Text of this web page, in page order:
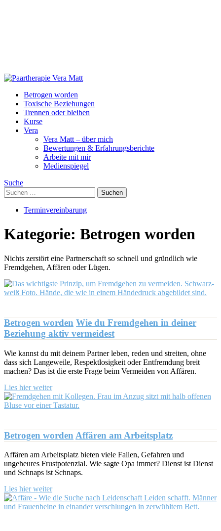
Skip
content
Paartherapie
Betrogen worden
Toxische Beziehungen
Trennen oder bleiben
Kurse
Vera
Vera Matt – über mich
Bewertungen & Erfahrungsberichte
Arbeite mit mir
Medienspiegel
Suche
Suchen
nach:
Terminvereinbarung
Kategorie: Betrogen worden
Nichts zerstört eine Partnerschaft so schnell und gründlich wie
Fremdgehen, Affären oder Lügen.
Betrogen worden Wie du Fremdgehen in deiner
Beziehung aktiv vermeidest
Wie kannst du mit deinem Partner leben, reden und streiten, ohne
dass sich Langeweile, Respektlosigkeit oder Entfremdung breit
machen? Das ist die erste Frage beim Vermeiden von Affären.
Lies hier weiter
Betrogen worden Affären am Arbeitsplatz
Affären am Arbeitsplatz bieten viele Fallen, Gefahren und
ungeheures Frustpotenzial. Wie sagte Opa immer? Dienst ist Dienst
und Schnaps ist Schnaps.
Lies hier weiter